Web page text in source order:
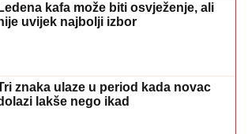
Ledena kafa može biti osvježenje, ali
uvijek najbolji izbor
znaka ulaze u period kada novac
lakše nego ikad